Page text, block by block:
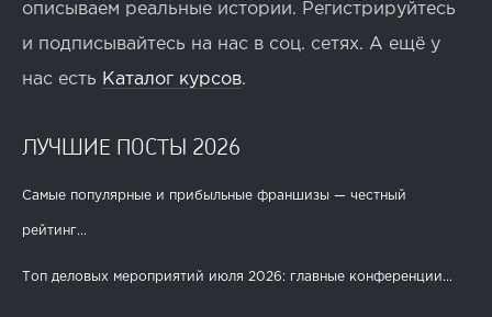
описываем реальные истории. Регистрируйтесь
и подписывайтесь на нас в соц. сетях. А ещё у
нас есть Каталог курсов.
ЛУЧШИЕ ПОСТЫ 2026
Самые популярные и прибыльные франшизы — честный
рейтинг...
Топ деловых мероприятий июля 2026: главные конференции...